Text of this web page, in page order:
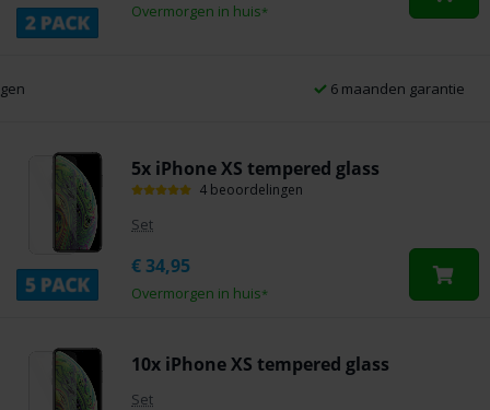
Overmorgen in huis*
5x iPhone XS tempered glass
4 beoordelingen
Set
Overmorgen in huis*
€34,95
10x iPhone XS tempered glass
Set
6 maanden garantie